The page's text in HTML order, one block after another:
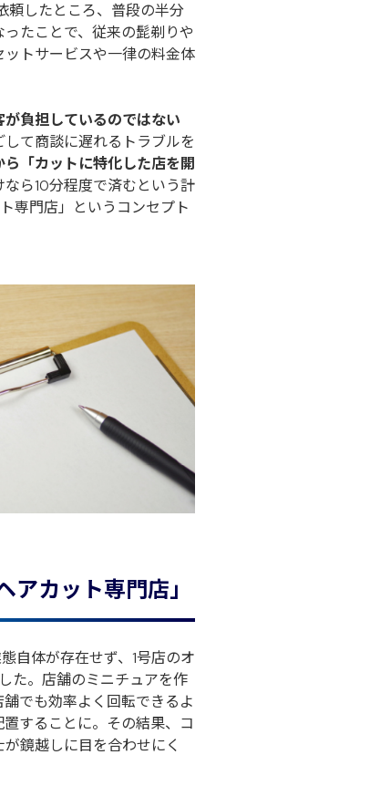
頼したところ、普段の半分
たことで、従来の髭剃りや
トサービスや一律の料金体
が負担しているのではない
て商談に遅れるトラブルを
ら「カットに特化した店を開
ら10分程度で済むという計
専門店」というコンセプト
カット専門店」
自体が存在せず、1号店のオ
た。店舗のミニチュアを作
でも効率よく回転できるよ
することに。その結果、コ
鏡越しに目を合わせにく